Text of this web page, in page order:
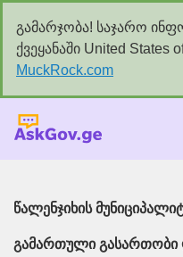
გამარჯობა! საჯარო
ქვეყანაში United States
MuckRock.com
წალენჯიხის
გამართული გასართობი